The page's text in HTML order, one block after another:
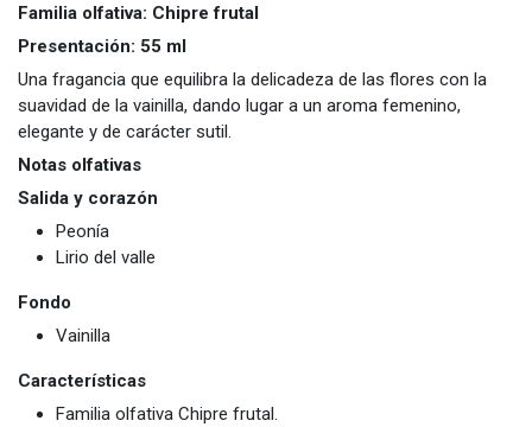
Familia olfativa: Chipre frutal
Presentación: 55 ml
Una fragancia que equilibra la delicadeza de las flores con la
suavidad de la vainilla, dando lugar a un aroma femenino,
elegante y de carácter sutil.
Notas olfativas
Salida y corazón
Peonía
Lirio del valle
Fondo
Vainilla
Características
Familia olfativa Chipre frutal.